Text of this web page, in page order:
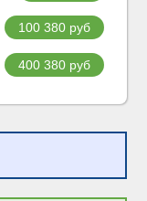
100 380руб
400 380руб